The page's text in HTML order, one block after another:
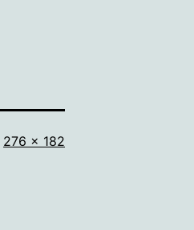
Volledige
276 × 182